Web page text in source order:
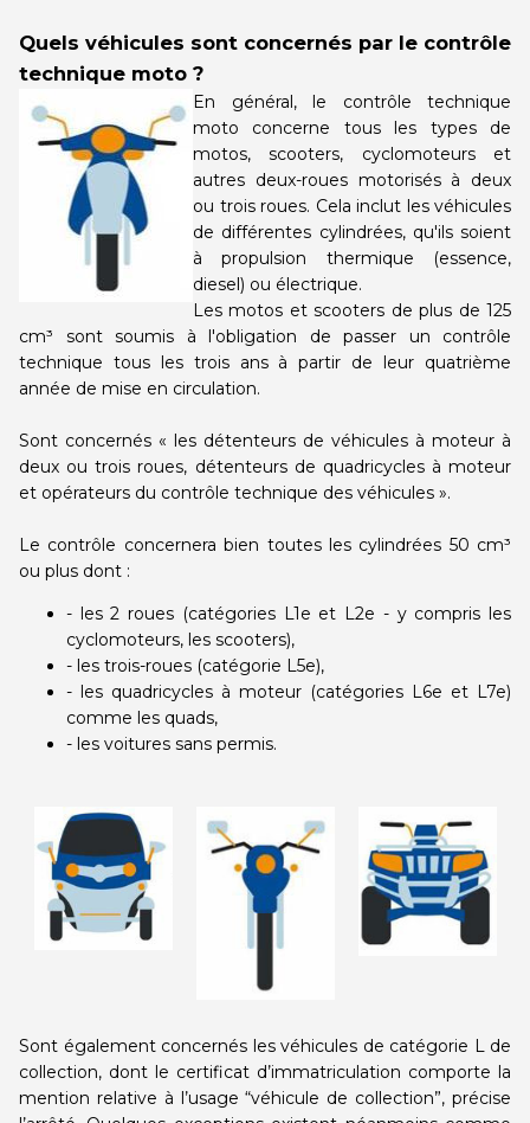
Choisir ce
centre
Choisir ce
Quels véhicules sont concernés par le contrôle
technique moto ?
En général, le contrôle technique
moto concerne tous les types de
motos, scooters, cyclomoteurs et
autres deux-roues motorisés à deux
ou trois roues. Cela inclut les véhicules
de différentes cylindrées, qu'ils soient
à propulsion thermique (essence,
diesel) ou électrique.
Les motos et scooters de plus de 125
cm³ sont soumis à l'obligation de passer un contrôle
technique tous les trois ans à partir de leur quatrième
année de mise en circulation.
Sont concernés « les détenteurs de véhicules à moteur à
deux ou trois roues, détenteurs de quadricycles à moteur
et opérateurs du contrôle technique des véhicules ».
Le contrôle concernera bien toutes les cylindrées 50 cm³
ou plus dont :
- les 2 roues (catégories L1e et L2e - y compris les
cyclomoteurs, les scooters),
- les trois-roues (catégorie L5e),
- les quadricycles à moteur (catégories L6e et L7e)
comme les quads,
- les voitures sans permis.
Sont également concernés les véhicules de catégorie L de
collection, dont le certificat d’immatriculation comporte la
mention relative à l’usage “véhicule de collection”, précise